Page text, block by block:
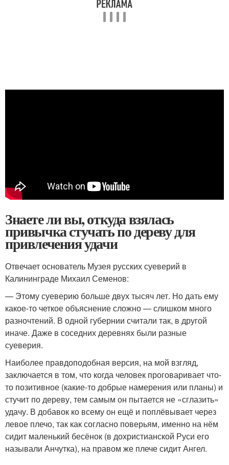
Знаете ли вы, откуда взялась
привычка стучать по дереву для
привлечения удачи
Отвечает основатель Музея русских суеверий в
Калининграде Михаил Семенов:
— Этому суеверию больше двух тысяч лет. Но дать ему
какое-то четкое объяснение сложно — слишком много
разночтений. В одной губернии считали так, в другой
иначе. Даже в соседних деревнях были разные
суеверия.
Наиболее правдоподобная версия, на мой взгляд,
заключается в том, что когда человек проговаривает что-
то позитивное (какие-то добрые намерения или планы) и
стучит по дереву, тем самым он пытается не «сглазить»
удачу. В добавок ко всему он ещё и поплёвывает через
левое плечо, так как согласно поверьям, именно на нём
сидит маленький бесёнок (в дохристианской Руси его
называли Анчутка), на правом же плече сидит Ангел.